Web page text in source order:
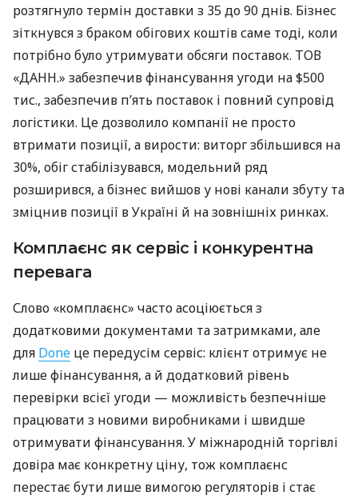
розтягнуло термін доставки з 35 до 90 днів. Бізнес
зіткнувся з браком обігових коштів саме тоді, коли
потрібно було утримувати обсяги поставок. ТОВ
«ДАНН.» забезпечив фінансування угоди на $500
тис., забезпечив п’ять поставок і повний супровід
логістики. Це дозволило компанії не просто
втримати позиції, а вирости: виторг збільшився на
30%, обіг стабілізувався, модельний ряд
розширився, а бізнес вийшов у нові канали збуту та
зміцнив позиції в Україні й на зовнішніх ринках.
Комплаєнс як сервіс і конкурентна
перевага
Слово «комплаєнс» часто асоціюється з
додатковими документами та затримками, але
для Done це передусім сервіс: клієнт отримує не
лише фінансування, а й додатковий рівень
перевірки всієї угоди — можливість безпечніше
працювати з новими виробниками і швидше
отримувати фінансування. У міжнародній торгівлі
довіра має конкретну ціну, тож комплаєнс
перестає бути лише вимогою регуляторів і стає